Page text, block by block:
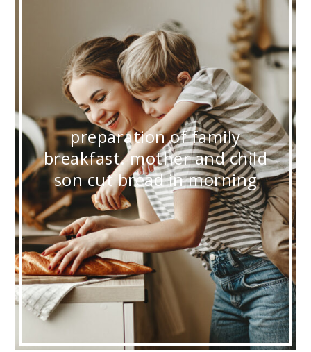
preparation of family
breakfast. mother and child
son cut bread in morning